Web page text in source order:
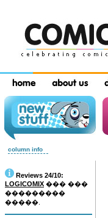
column info
Reviews 24/10:
LOGICOMIX ��� ���
���������
�����.